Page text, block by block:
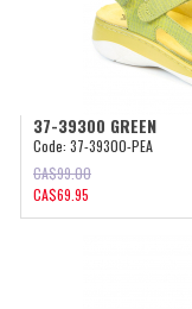
37-39300 GREEN
Code: 37-39300-PEA
CA$99.00
CA$69.95